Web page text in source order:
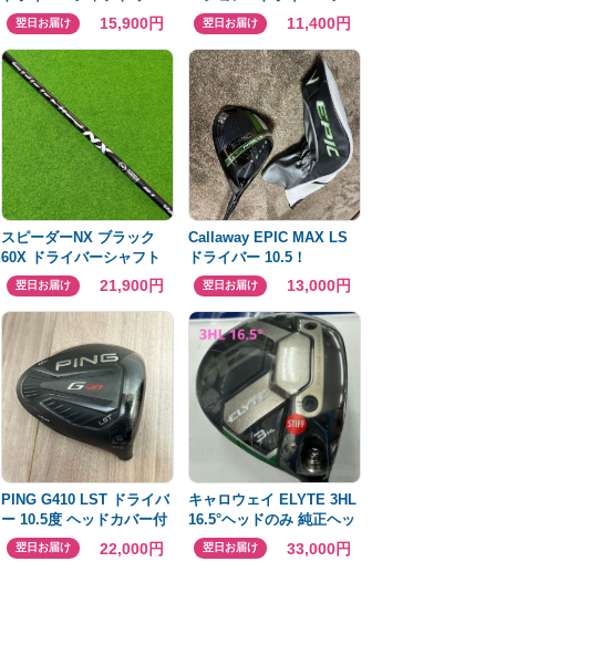
ラースリーブ
翌日お届け 15,900円
ャフト キャロウェイス
リーブ
翌日お届け 11,400円
スピーダーNX ブラック
60X ドライバーシャフト
キャロウェイスリーブ
翌日お届け 21,900円
Callaway EPIC MAX LS
ドライバー 10.5！
翌日お届け 13,000円
PING G410 LST ドライバ
ー 10.5度 ヘッドカバー付
き翌日お届け 22,000円
キャロウェイ ELYTE 3HL
16.5°ヘッドのみ 純正ヘッ
ドカバー保証書付
翌日お届け 33,000円